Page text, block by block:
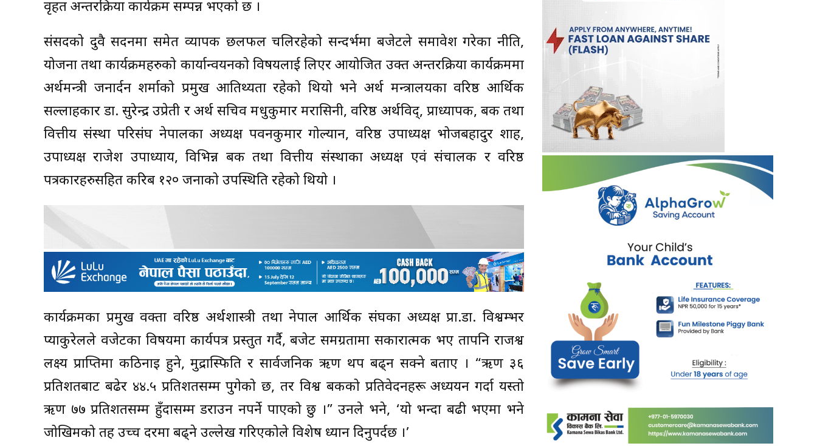
वृहत अन्तरक्रिया कार्यक्रम सम्पन्न भएको छ ।
संसदको दुवै सदनमा समेत व्यापक छलफल चलिरहेको सन्दर्भमा बजेटले समावेश गरेका नीति,
योजना तथा कार्यक्रमहरुको कार्यान्वयनको विषयलाई लिएर आयोजित उक्त अन्तरक्रिया कार्यक्रममा
अर्थमन्त्री जनार्दन शर्माको प्रमुख आतिथ्यता रहेको थियो भने अर्थ मन्त्रालयका वरिष्ठ आर्थिक
सल्लाहकार डा. सुरेन्द्र उप्रेती र अर्थ सचिव मधुकुमार मरासिनी, वरिष्ठ अर्थविद्, प्राध्यापक, बैंक तथा
वित्तीय संस्था परिसंघ नेपालका अध्यक्ष पवनकुमार गोल्यान, वरिष्ठ उपाध्यक्ष भोजबहादुर शाह,
उपाध्यक्ष राजेश उपाध्याय, विभिन्न बैंक तथा वित्तीय संस्थाका अध्यक्ष एवं संचालक र वरिष्ठ
पत्रकारहरुसहित करिब १२० जनाको उपस्थिति रहेको थियो ।
कार्यक्रमका प्रमुख वक्ता वरिष्ठ अर्थशास्त्री तथा नेपाल आर्थिक संघका अध्यक्ष प्रा.डा. विश्वम्भर
प्याकुरेलले वजेटका विषयमा कार्यपत्र प्रस्तुत गर्दै, बजेट समग्रतामा सकारात्मक भए तापनि राजश्व
लक्ष्य प्राप्तिमा कठिनाइ हुने, मुद्रास्फिति र सार्वजनिक ऋण थप बढ्न सक्ने बताए । “ऋण ३६
प्रतिशतबाट बढेर ४४.५ प्रतिशतसम्म पुगेको छ, तर विश्व बैंकको प्रतिवेदनहरू अध्ययन गर्दा यस्तो
ऋण ७७ प्रतिशतसम्म हुँदासम्म डराउन नपर्ने पाएको छु ।” उनले भने, ‘यो भन्दा बढी भएमा भने
जोखिमको तह उच्च दरमा बढ्ने उल्लेख गरिएकोले विशेष ध्यान दिनुपर्दछ ।’